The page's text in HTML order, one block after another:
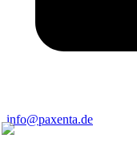
info@paxenta.de